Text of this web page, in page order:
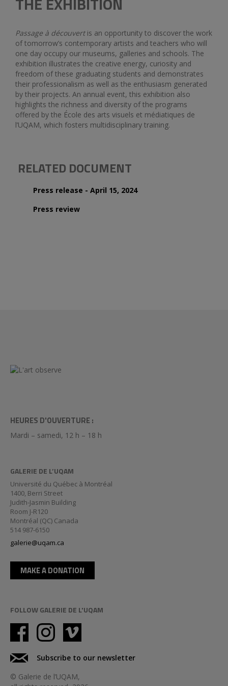
Passage à découvertis an opportunity to discover the work
of tomorrow’s contemporary artists and teachers who will
one day occupy our museums, galleries and schools. The
exhibition illustrates the creative energy, curiosity and
freedom of these graduating students and demonstrates
their professionalism as well as the enthusiasm generated
by their projects. An annual event, this exhibition also
highlights the richness and diversity of the programs
offered by the École des arts visuels et médiatiques de
l’UQAM, which fosters multidisciplinary training.
RELATED DOCUMENT
Press release - April 15, 2024
Press review
HEURES D'OUVERTURE :
Mardi – samedi, 12 h – 18 h
GALERIE DE L’UQAM
Université du Québec à Montréal
1400, Berri Street
Judith-Jasmin Building
Room J-R120
Montréal (QC) Canada
514 987-6150
galerie@uqam.ca
MAKE A DONATION
FOLLOW GALERIE DE L'UQAM
Subscribe to our newsletter
© Galerie de l’UQAM,